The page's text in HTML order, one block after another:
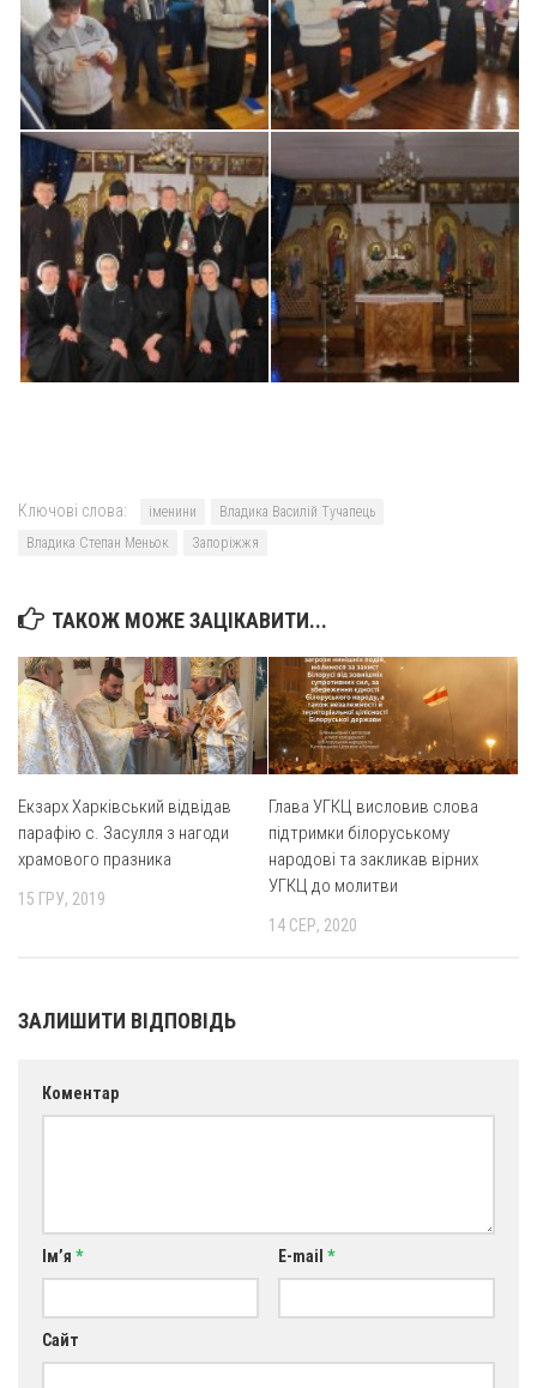
Комісія у справах молоді
Комісія у справах родини
Комісія з питань душпастирства охорони здоров’я
Спільноти
Квіти Слобожанщини
Харківщина
Полтавщина
Сумщина
Оголошення
Ключові слова: іменини
Владика Василій Тучапець
Владика Степан Меньок
Запоріжжя
ТАКОЖ МОЖЕ ЗАЦІКАВИТИ...
Екзарх Харківський відвідав
парафію с. Засулля з нагоди
храмового празника
15 ГРУ, 2019
Глава УГКЦ висловив слова
підтримки білоруському
народові та закликав вірних
УГКЦ до молитви
14 СЕР, 2020
ЗАЛИШИТИ ВІДПОВІДЬ
Коментар
Ім’я * E-mail *
Сайт